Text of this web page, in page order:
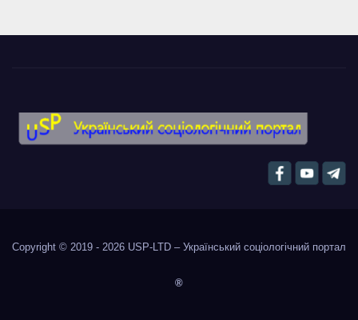
Copyright © 2019 - 2026 USP-LTD – Український соціологічний портал
®